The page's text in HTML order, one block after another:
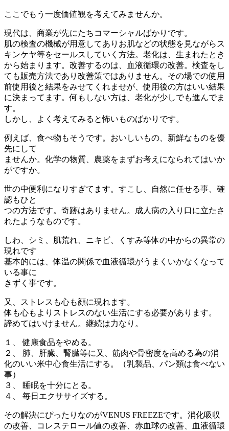
ここでもう一度価値観を考えてみませんか。
現代は、商業が先にたちコマーシャルばかりです。
肌の検査の機械が用意してありお肌などの状態を見ながらス
キンケヤ等をセールスしていく方法。老化は、生まれたとき
から始まります。改善するのは、血液循環の改善。検査をし
ても販売方法であり改善策ではありません。その場での使用
前使用後と結果をみせてくれませが、使用後の方はいい結果
に決まってます。何もしない方は、老化が少しでも進んでま
す。
しかし、よく考えてみると怖いものばかりです。
例えば、食べ物もそうです。おいしいもの、新鮮なものを優
先にして
ませんか。化学の物質、農薬をまずお考えになられてはいか
がですか。
世の中便利になりすぎてます。すこし、自然に任せる事、確
認もひと
つの方法です。奇跡はありません。成人病の入り口に立たさ
れたようなものです。
しわ、シミ、肌荒れ、ニキビ、くすみ等体の中からの異常の
現れです
基本的には、体温の関係で血液循環がうまくいかなくなって
いる事に
きずく事です。
又、ストレスも心も顔に現れます。
体も心もよりストレスのない生活にする必要があります。
諦めてはいけません。継続は力なり。
１、 健康食品をやめる。
２、 肺、肝臓、腎臓等に又、筋肉や骨密度を高める為の消
化のいい米中心食生活にする。（乳製品、パン類は食べない
事）
３、 睡眠を十分にとる。
４、 毎日エクササイズする。
その解決にぴったりなのがVENUS FREEZEです。消化吸収
の改善、コレステロール値の改善、赤血球の改善、血液循環